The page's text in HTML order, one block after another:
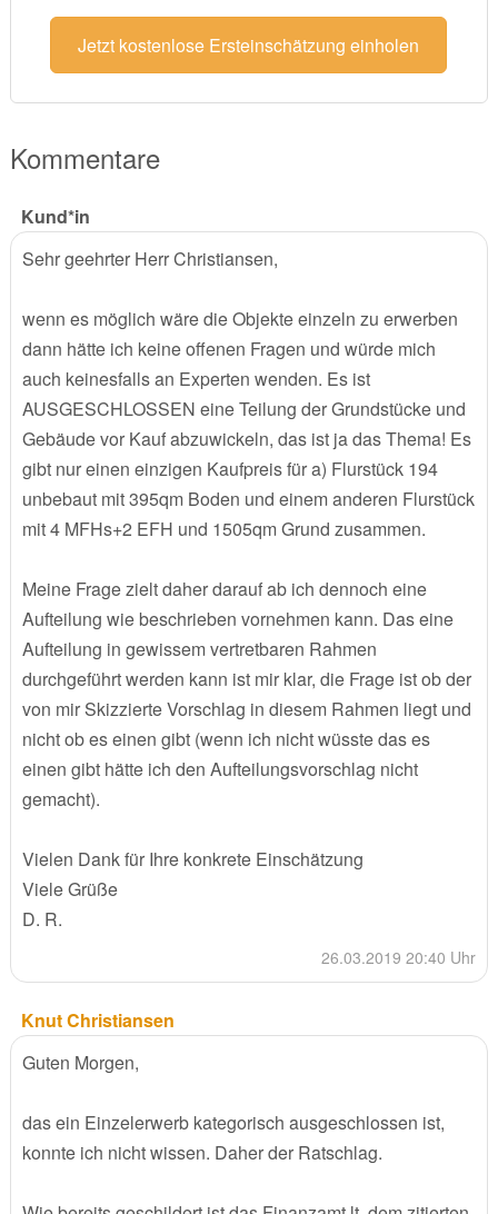
Jetzt kostenlose Ersteinschätzung einholen
Kommentare
Kund*in
Sehr geehrter Herr Christiansen,
wenn es möglich wäre die Objekte einzeln zu erwerben
dann hätte ich keine offenen Fragen und würde mich
auch keinesfalls an Experten wenden. Es ist
AUSGESCHLOSSEN eine Teilung der Grundstücke und
Gebäude vor Kauf abzuwickeln, das ist ja das Thema! Es
gibt nur einen einzigen Kaufpreis für a) Flurstück 194
unbebaut mit 395qm Boden und einem anderen Flurstück
mit 4 MFHs+2 EFH und 1505qm Grund zusammen.
Meine Frage zielt daher darauf ab ich dennoch eine
Aufteilung wie beschrieben vornehmen kann. Das eine
Aufteilung in gewissem vertretbaren Rahmen
durchgeführt werden kann ist mir klar, die Frage ist ob der
von mir Skizzierte Vorschlag in diesem Rahmen liegt und
nicht ob es einen gibt (wenn ich nicht wüsste das es
einen gibt hätte ich den Aufteilungsvorschlag nicht
gemacht).
Vielen Dank für Ihre konkrete Einschätzung
Viele Grüße
D. R.
26.03.2019 20:40 Uhr
Knut Christiansen
Guten Morgen,
das ein Einzelerwerb kategorisch ausgeschlossen ist,
konnte ich nicht wissen. Daher der Ratschlag.